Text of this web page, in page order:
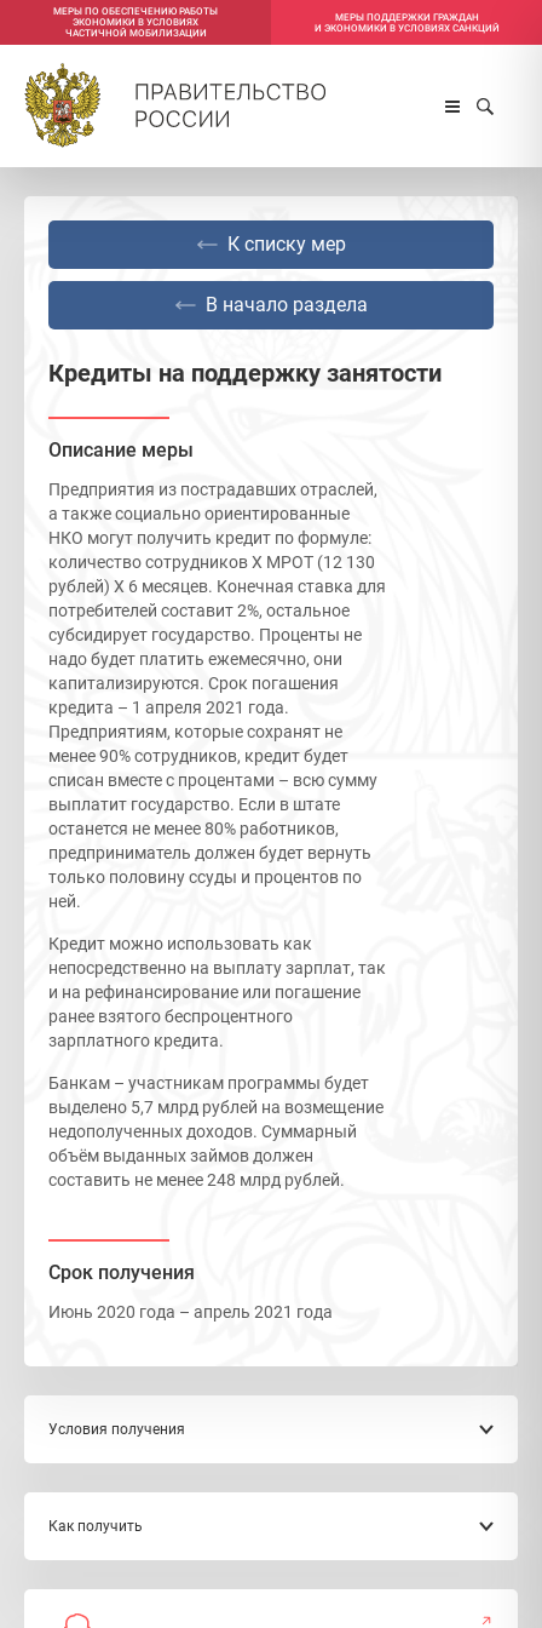
МЕРЫ ПО ОБЕСПЕЧЕНИЮ РАБОТЫ
ЭКОНОМИКИ В УСЛОВИЯХ
ЧАСТИЧНОЙ МОБИЛИЗАЦИИ
МЕРЫ ПОДДЕРЖКИ ГРАЖДАН
И ЭКОНОМИКИ В УСЛОВИЯХ САНКЦИЙ
В начало раздела
К списку мер
Кредиты на поддержку занятости
Описание меры
Предприятия из пострадавших отраслей,
а также социально ориентированные
НКО могут получить кредит по формуле:
количество сотрудников Х МРОТ (12 130
рублей) Х 6 месяцев. Конечная ставка для
потребителей составит 2%, остальное
субсидирует государство. Проценты не
надо будет платить ежемесячно, они
капитализируются. Срок погашения
кредита – 1 апреля 2021 года.
Предприятиям, которые сохранят не
менее 90% сотрудников, кредит будет
списан вместе с процентами – всю сумму
выплатит государство. Если в штате
останется не менее 80% работников,
предприниматель должен будет вернуть
только половину ссуды и процентов по
ней.
Кредит можно использовать как
непосредственно на выплату зарплат, так
и на рефинансирование или погашение
ранее взятого беспроцентного
зарплатного кредита.
Банкам – участникам программы будет
выделено 5,7 млрд рублей на возмещение
недополученных доходов. Суммарный
объём выданных займов должен
составить не менее 248 млрд рублей.
Срок получения
Июнь 2020 года – апрель 2021 года
Условия получения
1. Включение в реестр социально ориентированных
поддержки с учётом введения ограничительных мер в
Как получить
Обратиться в